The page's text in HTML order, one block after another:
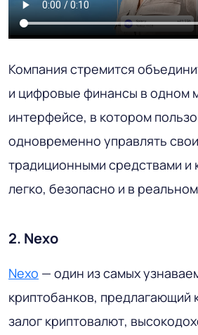
Компания стремится
и цифровые финансы в одном
интерфейсе, в котором
одновременно управлять
традиционными средствами и
легко, безопасно и в
2. Nexo
Nexo — один из самых
криптобанков, предлагающий
залог криптовалют,